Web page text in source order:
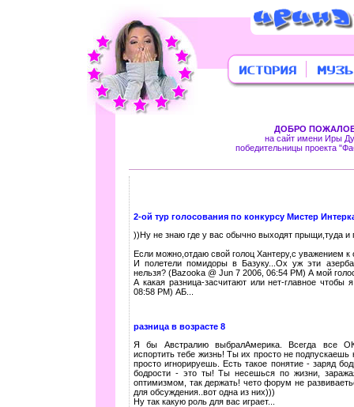
ДОБРО
на сайт имени Иры
победительницы проекта
2-ой тур голосования по конкурсу Мистер
))Ну не знаю где у вас обычно выходят прыщи,туда и
Если можно,отдаю свой голоц Хантеру,с уважением
И полетели помидоры в Базуку...Ох уж эти
нельзя? (Bazooka @ Jun 7 2006, 06:54 PM) А мой
А какая разница-засчитают или нет-главное
08:58 PM) АБ...
разница в возрасте 8
Я бы Австралию выбралАмерика. Всегда все
испортить тебе жизнь! Ты их просто не подпускаешь
просто игнорируешь. Есть такое понятие - заряд
бодрости - это ты! Ты несешься по жизни,
оптимизмом, так держать! чето форум не
для обсуждения..вот одна из них)))
Ну так какую роль для вас играет...